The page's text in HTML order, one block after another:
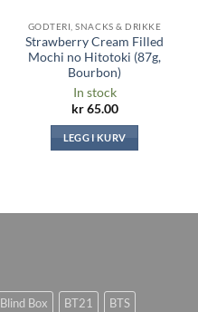
GODTERI, SNACKS & DRIKKE
Strawberry Cream Filled
Mochi no Hitotoki (87g,
Bourbon)
In stock
kr65.00
LEGG I KURV
Blind Box BT21
BTS